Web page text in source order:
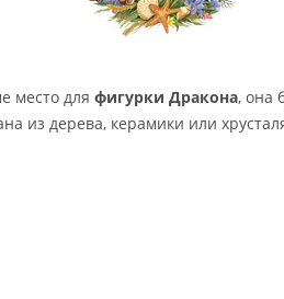
место для фигурки Дракона, она
из дерева, керамики или